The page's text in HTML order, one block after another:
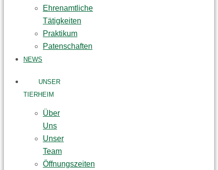
Ehrenamtliche
Tätigkeiten
Praktikum
Patenschaften
NEWS
UNSER
TIERHEIM
Über
Uns
Unser
Team
Öffnungszeiten